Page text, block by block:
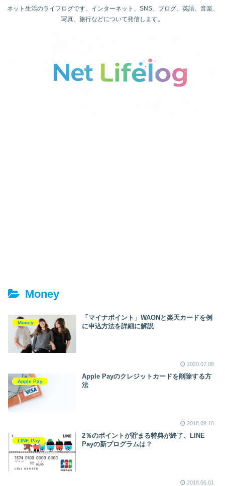
ネット生活のライフログです。インターネット、SNS、ブログ、英語、音楽、
写真、旅行などについて発信します。
Money
Money
「マイナポイント」WAONと楽天カードを例
に申込方法を詳細に解説
2020.07.08
Apple Pay
Apple Payのクレジットカードを削除する方
法
2018.08.10
LINE Pay
2％のポイントが貯まる特典が終了、LINE
Payの新プログラムは？
2018.06.01